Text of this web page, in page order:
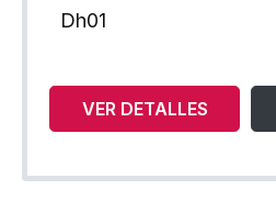
Dh01
VER DETALLES